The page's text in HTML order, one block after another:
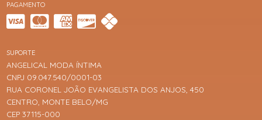
PAGAMENTO
SUPORTE
ANGELICAL MODA ÍNTIMA
CNPJ 09.047.540/0001-03
RUA CORONEL JOÃO EVANGELISTA DOS ANJOS, 450
CENTRO, MONTE BELO/MG
CEP 37115-000